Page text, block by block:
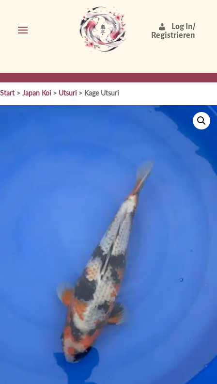
Log In/
Registrieren
Start> Japan Koi > Utsuri > Kage Utsuri